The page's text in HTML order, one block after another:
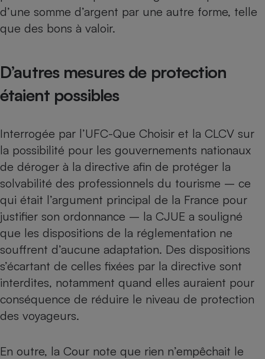
d’une somme d’argent par une autre forme, telle
que des bons à valoir.
D’autres mesures de protection
étaient possibles
Interrogée par l’UFC-Que Choisir et la CLCV sur
la possibilité pour les gouvernements nationaux
de déroger à la directive afin de protéger la
solvabilité des professionnels du tourisme – ce
qui était l’argument principal de la France pour
justifier son ordonnance – la CJUE a souligné
que les dispositions de la réglementation ne
souffrent d’aucune adaptation. Des dispositions
s’écartant de celles fixées par la directive sont
interdites, notamment quand elles auraient pour
conséquence de réduire le niveau de protection
des voyageurs.
En outre, la Cour note que rien n’empêchait le